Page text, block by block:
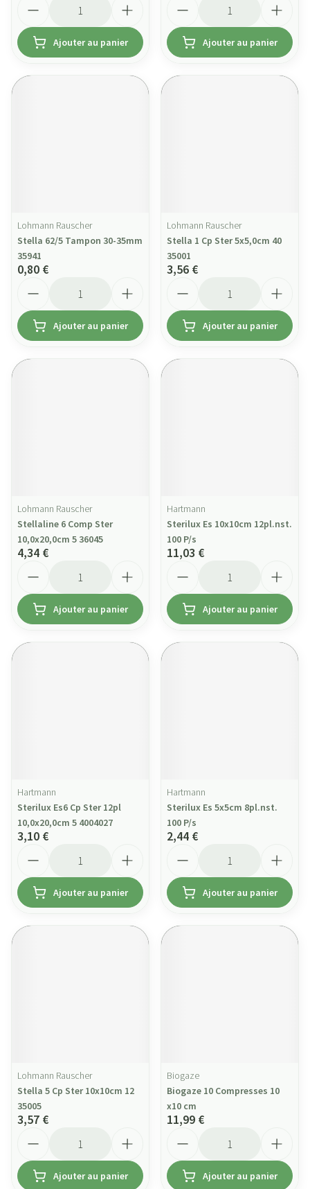
Ajouter au panier Ajouter au panier
Lohmann Rauscher
Stella 62/5 Tampon 30-35mm
35941
0,80 €
Ajouter au panier
Lohmann Rauscher
Stella 1 Cp Ster 5x5,0cm 40
35001
3,56 €
Ajouter au panier
Lohmann Rauscher
Stellaline 6 Comp Ster
10,0x20,0cm 5 36045
4,34 €
Ajouter au panier
Hartmann
Sterilux Es 10x10cm 12pl.nst.
100 P/s
11,03 €
Ajouter au panier
Hartmann
Sterilux Es6 Cp Ster 12pl
10,0x20,0cm 5 4004027
3,10 €
Ajouter au panier
Hartmann
Sterilux Es 5x5cm 8pl.nst.
100 P/s
2,44 €
Ajouter au panier
Lohmann Rauscher
Stella 5 Cp Ster 10x10cm 12
35005
3,57 €
Ajouter au panier
Biogaze
Biogaze 10 Compresses 10
x10 cm
11,99 €
Ajouter au panier